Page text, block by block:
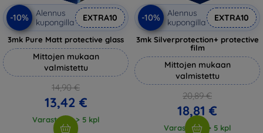
-10%
Alennus
kupongilla
EXTRA10
3mk Pure Matt protective glass
Mittojen mukaan
valmistettu
14,90 €
13,42 €
Varastossa > 5 kpl
-10%
Alennus
kupongilla
EXTRA10
3mk Silverprotection+ protective
film
Mittojen mukaan
valmistettu
20,89 €
18,81 €
Varastossa > 5 kpl